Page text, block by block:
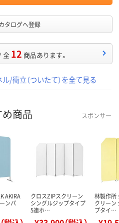
タログへ登録
全 12 商品あります。
/衝立（ついたて）を全て見る
商品 スポンサー
AKIRA
ンパ
クロスZIPスクリーン
シングルジップタイプ
5連ホ…
林製作所
クリーン
プタイ…